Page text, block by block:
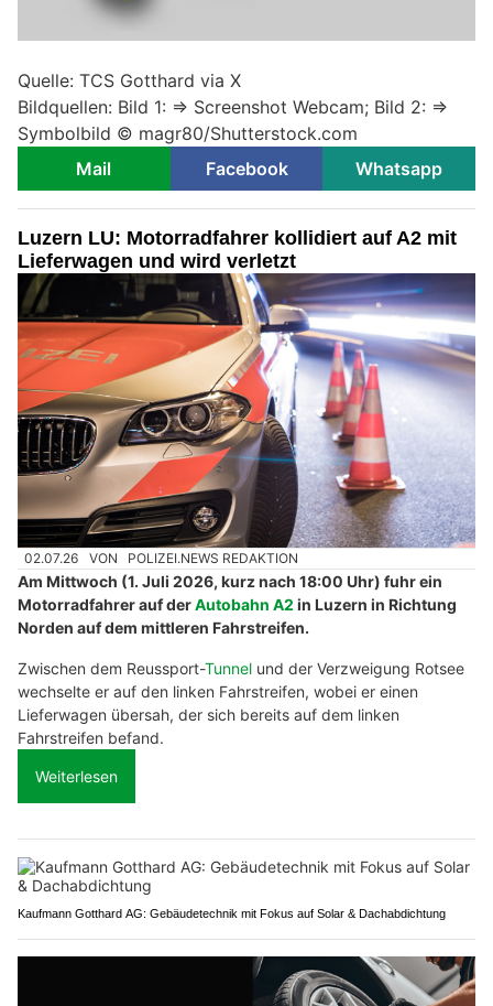
Quelle: TCS Gotthard via X
Bildquellen: Bild 1: => Screenshot Webcam; Bild 2: =>
Symbolbild © magr80/Shutterstock.com
Mail
Facebook Whatsapp
Luzern LU: Motorradfahrer kollidiert auf A2 mit
Lieferwagen und wird verletzt
02.07.26 VON POLIZEI.NEWS REDAKTION
Am Mittwoch (1. Juli 2026, kurz nach 18:00 Uhr) fuhr ein
Motorradfahrer auf derAutobahn A2 in Luzern in Richtung
Norden auf dem mittleren Fahrstreifen.
Zwischen dem Reussport-Tunnel und der Verzweigung Rotsee
wechselte er auf den linken Fahrstreifen, wobei er einen
Lieferwagen übersah, der sich bereits auf dem linken
Fahrstreifen befand.
Weiterlesen
Kaufmann Gotthard AG: Gebäudetechnik mit Fokus auf Solar & Dachabdichtung